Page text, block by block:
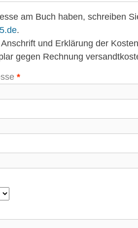
am Buch haben, schreiben
.
und Erklärung der
gegen Rechnung
*